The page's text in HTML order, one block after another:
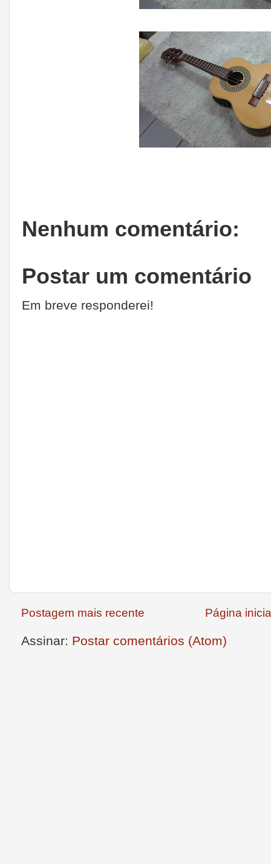
Nenhum comentário:
Postar um comentário
Em breve responderei!
Postagem mais recente Página
Assinar: Postar comentários (Atom)